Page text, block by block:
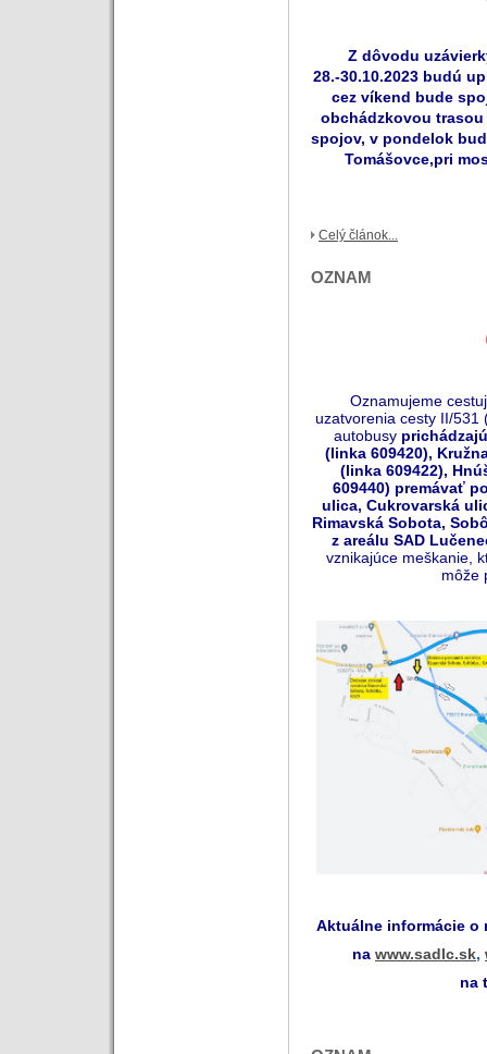
Z dôvodu
28.-30.10.2023 budú
cez víkend bude
obchádzkovou trasou
spojov, v pondelok
Tomášovce,pri
Celý článok...
OZNAM
Oznamujeme
uzatvorenia cesty II/531
autobusy
(linka 609420),
(linka 609422),
609440) premávať
ulica, Cukrovarská
Rimavská Sobota,
z areálu SAD
vznikajúce meškanie,
môže
Aktuálne informácie o
na www.sadlc.sk,
na